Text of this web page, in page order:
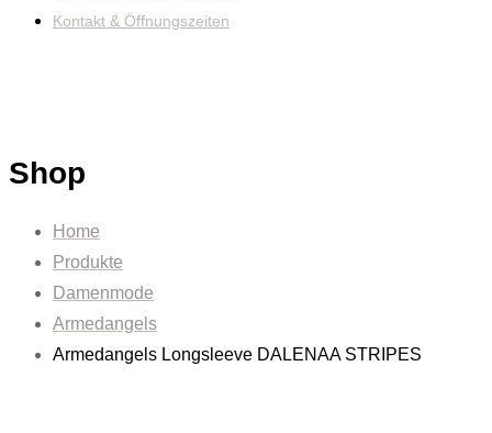
Kontakt & Öffnungszeiten
Shop
Home
Produkte
Damenmode
Armedangels
Armedangels Longsleeve DALENAA STRIPES